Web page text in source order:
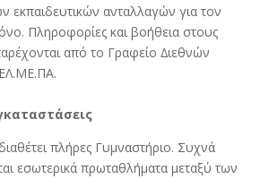
εκπαιδευτικών ανταλλαγών για τον
Πληροφορίες και βοήθεια στους
από το Γραφείο ∆ιεθνών
πλήρες Γυµναστήριο. Συχνά
εσωτερικά πρωταθλήµατα µεταξύ των